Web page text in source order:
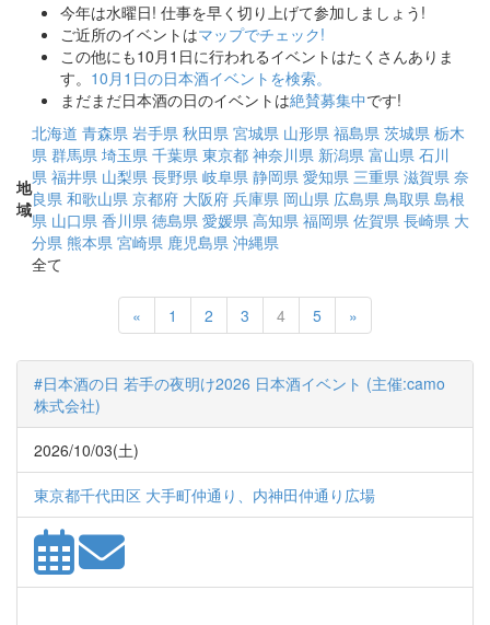
今年は水曜日! 仕事を早く切り上げて参加しましょう!
ご近所のイベントはマップでチェック!
この他にも10月1日に行われるイベントはたくさんありま
す。 10月1日の日本酒イベントを検索。
まだまだ日本酒の日のイベントは絶賛募集中です!
地
域
北海道 青森県 岩手県 秋田県 宮城県 山形県 福島県 茨城県 栃木
県 群馬県 埼玉県 千葉県 東京都 神奈川県 新潟県 富山県 石川
県 福井県 山梨県 長野県 岐阜県 静岡県 愛知県 三重県 滋賀県 奈
良県 和歌山県 京都府 大阪府 兵庫県 岡山県 広島県 鳥取県 島根
県 山口県 香川県 徳島県 愛媛県 高知県 福岡県 佐賀県 長崎県 大
分県 熊本県 宮崎県 鹿児島県 沖縄県
全て
« Previous
1 2 3 4 5 »
#日本酒の日 若手の夜明け2026 日本酒イベント (主催:camo
株式会社)
2026/10/03(土)
東京都千代田区 大手町仲通り、内神田仲通り広場